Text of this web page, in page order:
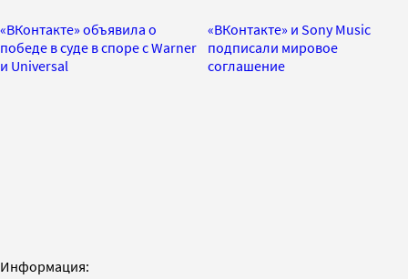
«ВКонтакте» объявила о
победе в суде в споре с Warner
и Universal
«ВКонтакте» и Sony Music
подписали мировое
соглашение
Информация: